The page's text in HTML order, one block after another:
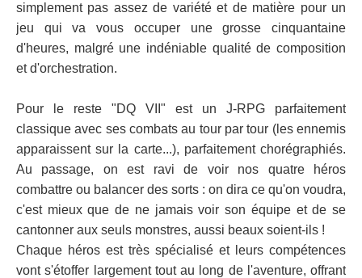
simplement pas assez de variété et de matière pour un
jeu qui va vous occuper une grosse cinquantaine
d'heures, malgré une indéniable qualité de composition
et d'orchestration.
Pour le reste "DQ VII" est un J-RPG parfaitement
classique avec ses combats au tour par tour (les ennemis
apparaissent sur la carte...), parfaitement chorégraphiés.
Au passage, on est ravi de voir nos quatre héros
combattre ou balancer des sorts : on dira ce qu'on voudra,
c'est mieux que de ne jamais voir son équipe et de se
cantonner aux seuls monstres, aussi beaux soient-ils !
Chaque héros est très spécialisé et leurs compétences
vont s'étoffer largement tout au long de l'aventure, offrant